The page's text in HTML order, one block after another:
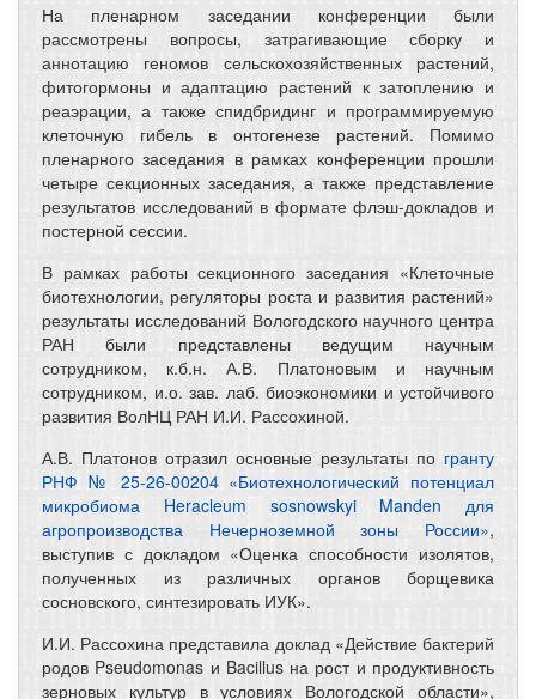
На пленарном заседании конференции были
рассмотрены вопросы, затрагивающие сборку и
аннотацию геномов сельскохозяйственных растений,
фитогормоны и адаптацию растений к затоплению и
реаэрации, а также спидбридинг и программируемую
клеточную гибель в онтогенезе растений. Помимо
пленарного заседания в рамках конференции прошли
четыре секционных заседания, а также представление
результатов исследований в формате флэш-докладов и
постерной сессии.
В рамках работы секционного заседания «Клеточные
биотехнологии, регуляторы роста и развития растений»
результаты исследований Вологодского научного центра
РАН были представлены ведущим научным
сотрудником, к.б.н. А.В. Платоновым и научным
сотрудником, и.о. зав. лаб. биоэкономики и устойчивого
развития ВолНЦ РАН И.И. Рассохиной.
А.В. Платонов отразил основные результаты по гранту
РНФ № 25-26-00204 «Биотехнологический потенциал
микробиома Heracleum sosnowskyi Manden для
агропроизводства Нечерноземной зоны России»,
выступив с докладом «Оценка способности изолятов,
полученных из различных органов борщевика
сосновского, синтезировать ИУК».
И.И. Рассохина представила доклад «Действие бактерий
родов Pseudomonas и Bacillus на рост и продуктивность
зерновых культур в условиях Вологодской области»,